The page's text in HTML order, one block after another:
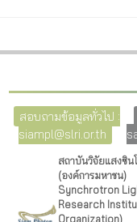
สอบถามข้อมูลทั่วไป :
siampl@slri.or.th
สถาบันวิจัยแสงซิน
(องค์การมหาชน)
Synchrotron
Research
Organization)